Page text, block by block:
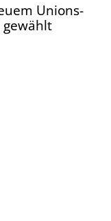
Unions-
gewählt